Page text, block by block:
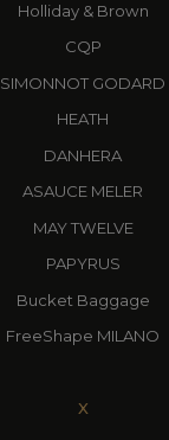
Holliday & Brown
CQP
SIMONNOT GODARD
HEATH
DANHERA
ASAUCE MELER
MAY TWELVE
PAPYRUS
Bucket Baggage
FreeShape MILANO
X